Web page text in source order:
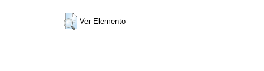
Ver Elemento